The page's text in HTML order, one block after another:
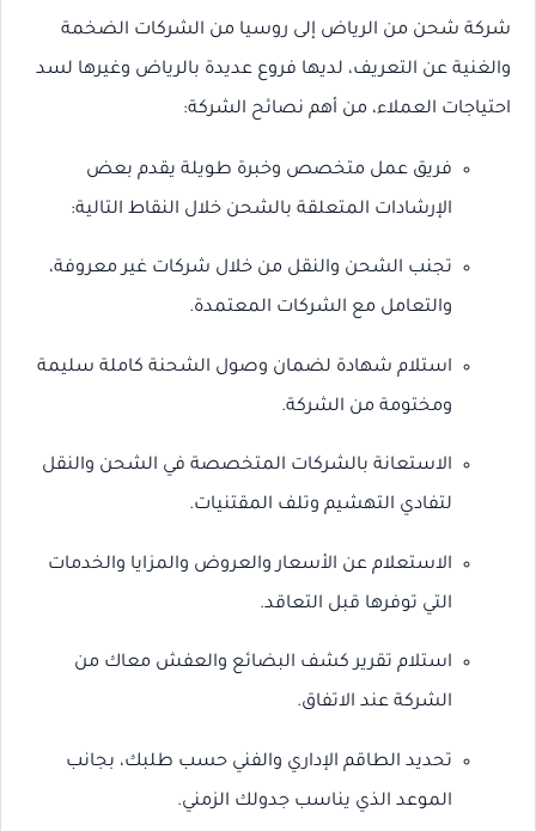
شركة شحن من الرياض إلى روسيا من الشركات الضخمة
والغنية عن التعريف، لديها فروع عديدة بالرياض وغيرها لسد
احتياجات العملاء، من أهم نصائح الشركة:
فريق عمل متخصص وخبرة طويلة يقدم بعض
الإرشادات المتعلقة بالشحن خلال النقاط التالية:
تجنب الشحن والنقل من خلال شركات غير معروفة،
والتعامل مع الشركات المعتمدة.
استلام شهادة لضمان وصول الشحنة كاملة سليمة
ومختومة من الشركة.
الاستعانة بالشركات المتخصصة في الشحن والنقل
لتفادي التهشيم وتلف المقتنيات.
الاستعلام عن الأسعار والعروض والمزايا والخدمات
التي توفرها قبل التعاقد.
استلام تقرير كشف البضائع والعفش معاك من
الشركة عند الاتفاق.
تحديد الطاقم الإداري والفني حسب طلبك، بجانب
الموعد الذي يناسب جدولك الزمني.